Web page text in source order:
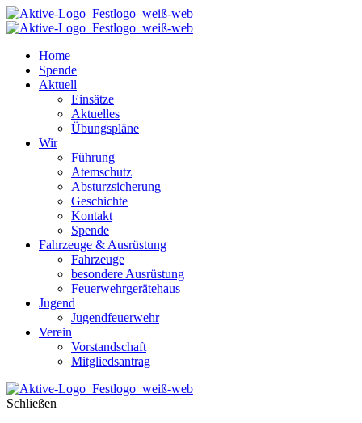
Home
Spende
Aktuell
Einsätze
Aktuelles
Übungspläne
Wir
Führung
Atemschutz
Absturzsicherung
Geschichte
Kontakt
Spende
Fahrzeuge & Ausrüstung
Fahrzeuge
besondere Ausrüstung
Feuerwehrgerätehaus
Jugend
Jugendfeuerwehr
Verein
Vorstandschaft
Mitgliedsantrag
Schließen